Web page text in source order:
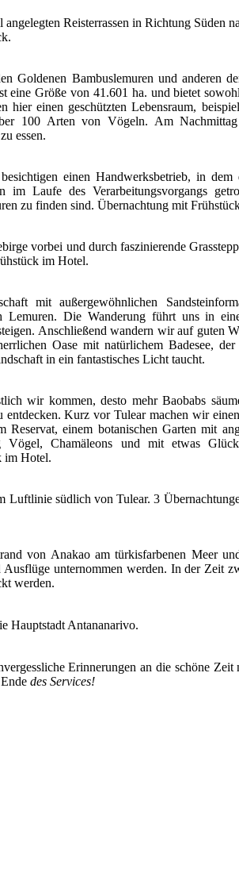
Reisterrassen in Richtung Süden
Goldenen Bambuslemuren und anderen
eine Größe von 41.601 ha. und bietet
hier einen geschützten Lebensraum,
100 Arten von Vögeln. Am
essen.
einen Handwerksbetrieb, in dem
Laufe des Verarbeitungsvorgangs
zu finden sind. Übernachtung mit
vorbei und durch faszinierende
im Hotel.
mit außergewöhnlichen
Lemuren. Die Wanderung führt uns in
Anschließend wandern wir auf guten
Oase mit natürlichem Badesee,
in ein fantastisches Licht taucht.
wir kommen, desto mehr Baobabs
entdecken. Kurz vor Tulear machen wir
einem botanischen Garten mit
Vögel, Chamäleons und mit etwas
im Hotel.
Luftlinie südlich von Tulear. 3
von Anakao am türkisfarbenen Meer
unternommen werden. In der Zeit
werden.
Hauptstadt Antananarivo.
Erinnerungen an die schöne Zeit
des Services!